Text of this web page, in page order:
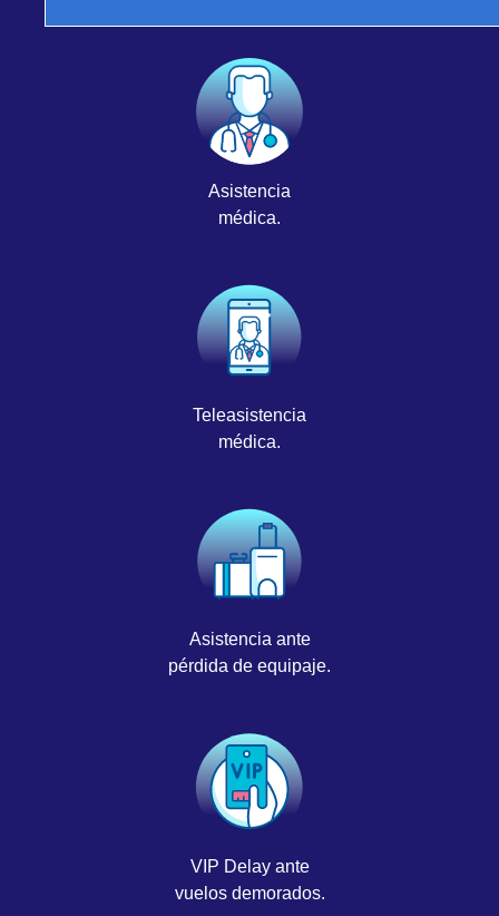
Asistencia
médica.
Teleasistencia
médica.
Asistencia ante
pérdida de equipaje.
VIP Delay ante
vuelos demorados.